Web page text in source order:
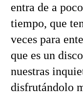
entra de a
tiempo, que
veces para
que es un
nuestras
disfrutándolo